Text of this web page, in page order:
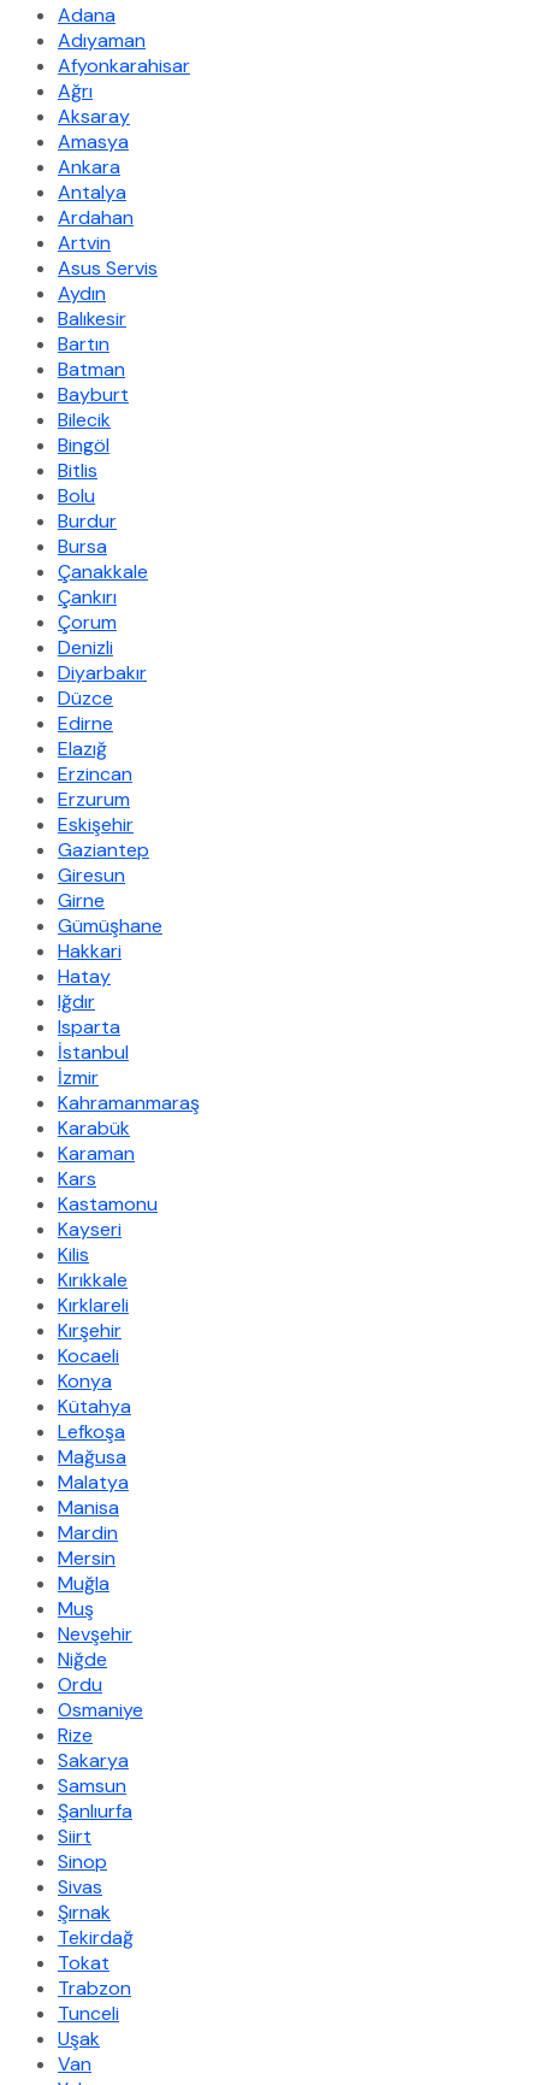
Adana
Adıyaman
Afyonkarahisar
Ağrı
Aksaray
Amasya
Ankara
Antalya
Ardahan
Artvin
Asus Servis
Aydın
Balıkesir
Bartın
Batman
Bayburt
Bilecik
Bingöl
Bitlis
Bolu
Burdur
Bursa
Çanakkale
Çankırı
Çorum
Denizli
Diyarbakır
Düzce
Edirne
Elazığ
Erzincan
Erzurum
Eskişehir
Gaziantep
Giresun
Girne
Gümüşhane
Hakkari
Hatay
Iğdır
Isparta
İstanbul
İzmir
Kahramanmaraş
Karabük
Karaman
Kars
Kastamonu
Kayseri
Kilis
Kırıkkale
Kırklareli
Kırşehir
Kocaeli
Konya
Kütahya
Lefkoşa
Mağusa
Malatya
Manisa
Mardin
Mersin
Muğla
Muş
Nevşehir
Niğde
Ordu
Osmaniye
Rize
Sakarya
Samsun
Şanlıurfa
Siirt
Sinop
Sivas
Şırnak
Tekirdağ
Tokat
Trabzon
Tunceli
Uşak
Van